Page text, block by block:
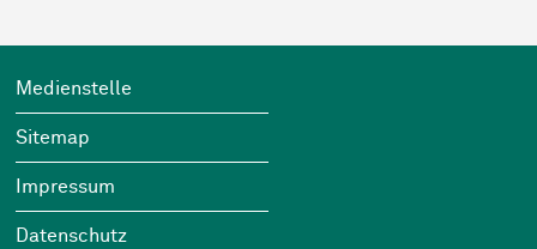
Footer
Wichtige Links
Medienstelle
Sitemap
Impressum
Datenschutz